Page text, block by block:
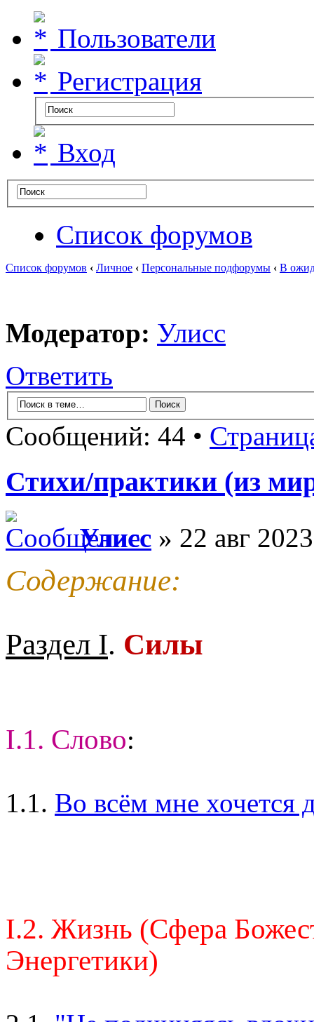
Пользователи
Регистрация
Вход
Список форумов
Список форумов ‹ Личное ‹ Персональные подфорумы ‹ В
Модератор: Улисс
Ответить
Сообщений: 44 •
Стихи/практики (из
Улисс » 22 авг
Содержание:
Раздел I. Силы
I.1. Слово:
1.1. Во всём мне хочется
I.2. Жизнь (Сфера
Энергетики)